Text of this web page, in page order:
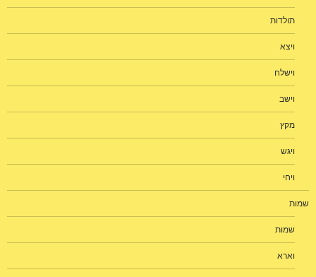
תולדות
ויצא
וישלח
וישב
מקץ
ויגש
ויחי
שמות
שמות
וארא